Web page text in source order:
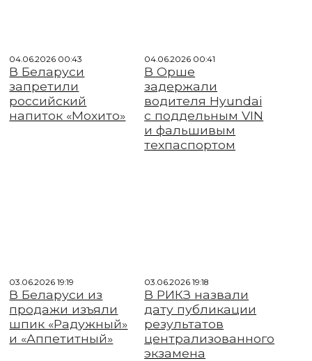
04.06.2026 00:43
В Беларуси
запретили
российский
напиток «Мохито»
04.06.2026 00:41
В Орше
задержали
водителя Hyundai
с поддельным VIN
и фальшивым
техпаспортом
03.06.2026 19:19
В Беларуси из
продажи изъяли
шпик «Радужный»
и «Аппетитный»
03.06.2026 19:18
В РИКЗ назвали
дату публикации
результатов
централизованного
экзамена